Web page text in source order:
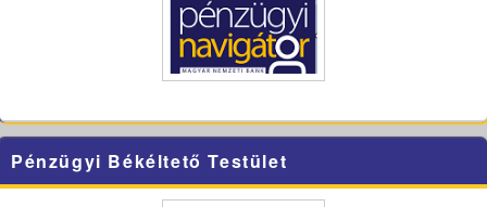
Pénzügyi Békéltető Testület